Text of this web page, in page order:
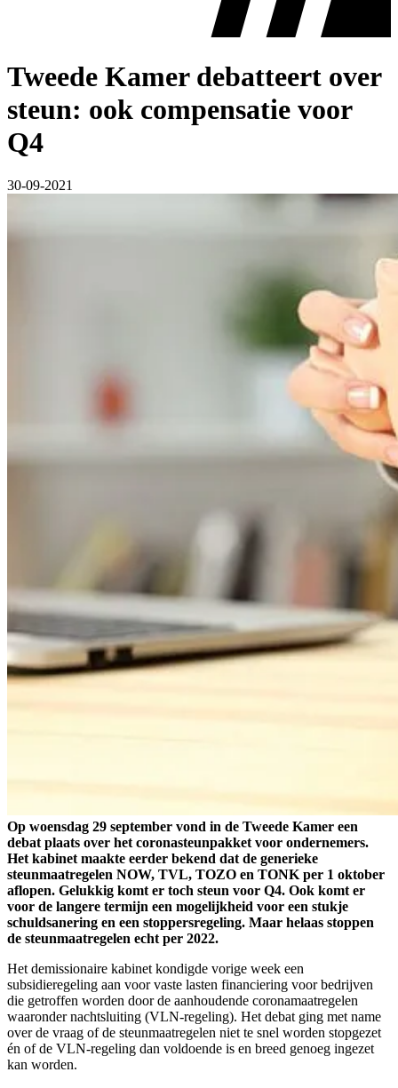
Tweede Kamer debatteert over
steun: ook compensatie voor
Q4
30-09-2021
Op woensdag 29 september vond in de Tweede Kamer een
debat plaats over het coronasteunpakket voor ondernemers.
Het kabinet maakte eerder bekend dat de generieke
steunmaatregelen NOW, TVL, TOZO en TONK per 1 oktober
aflopen. Gelukkig komt er toch steun voor Q4. Ook komt er
voor de langere termijn een mogelijkheid voor een stukje
schuldsanering en een stoppersregeling. Maar helaas stoppen
de steunmaatregelen echt per 2022.
Het demissionaire kabinet kondigde vorige week een
subsidieregeling aan voor vaste lasten financiering voor bedrijven
die getroffen worden door de aanhoudende coronamaatregelen
waaronder nachtsluiting (VLN-regeling). Het debat ging met name
over de vraag of de steunmaatregelen niet te snel worden stopgezet
én of de VLN-regeling dan voldoende is en breed genoeg ingezet
kan worden.